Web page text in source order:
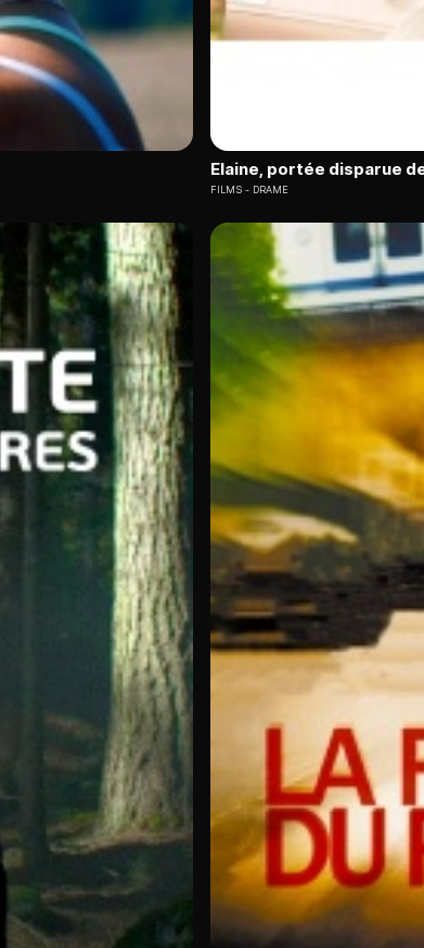
Elaine, portée disparue
FILMS DRAME